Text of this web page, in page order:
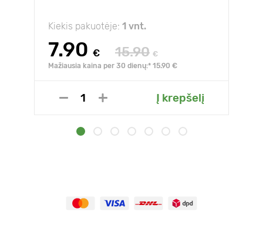
Kiekis pakuotėje: 1 vnt.
7.90 € 15.90 €
Mažiausia kaina per 30 dienų:* 15.90 €
Į krepšelį